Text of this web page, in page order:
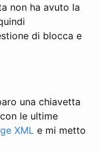
non ha avuto la
di blocca e
una chiavetta
le ultime
XML e mi metto